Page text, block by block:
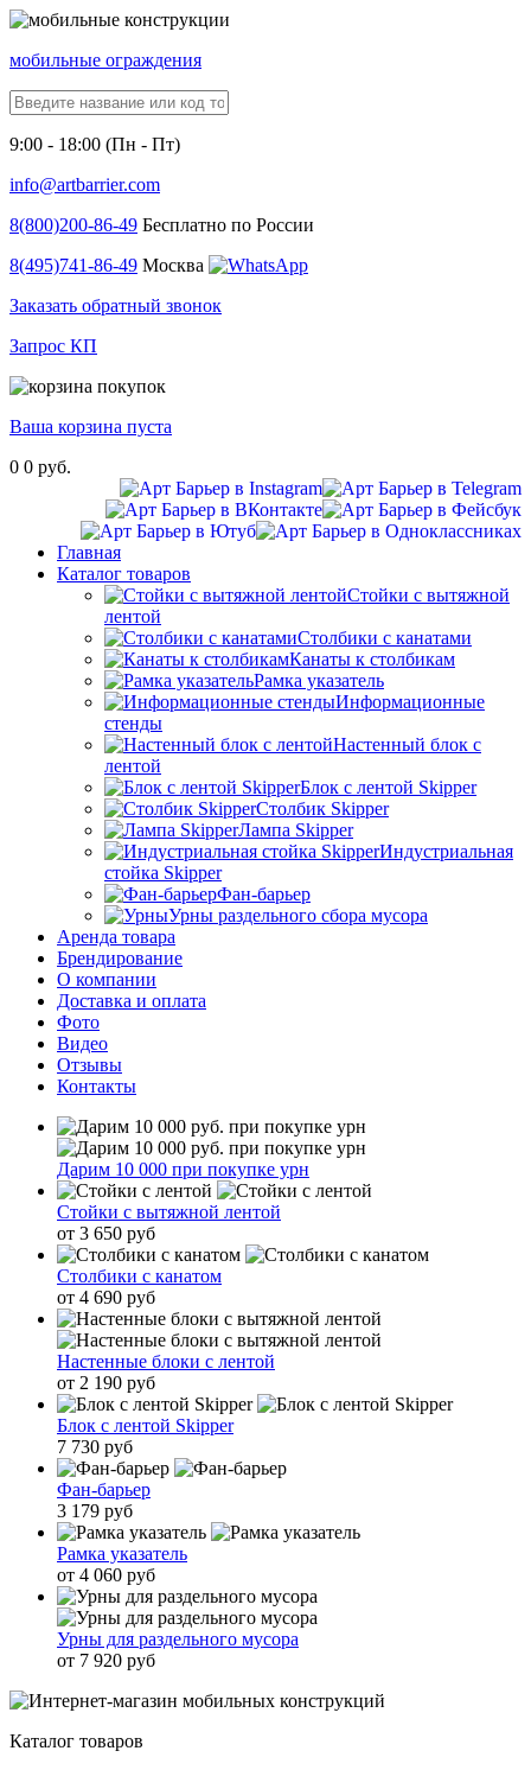
мобильные ограждения
9:00 - 18:00 (Пн - Пт)
info@artbarrier.com
8(800)200-86-49 Бесплатно по России
8(495)741-86-49 Москва
Заказать обратный звонок
Запрос КП
Ваша корзина пуста
0 0 руб.
Главная
Каталог товаров
Стойки с вытяжной
лентой
Столбики с канатами
Канаты к столбикам
Рамка указатель
Информационные
стенды
Настенный блок с
лентой
Блок с лентой Skipper
Столбик Skipper
Лампа Skipper
Индустриальная
стойка Skipper
Фан-барьер
Урны раздельного сбора мусора
Аренда товара
Брендирование
О компании
Доставка и оплата
Фото
Видео
Отзывы
Контакты
Дарим 10 000 при покупке урн
Стойки с вытяжной лентой
от 3 650 руб
Столбики с канатом
от 4 690 руб
Настенные блоки с лентой
от 2 190 руб
Блок с лентой Skipper
7 730 руб
Фан-барьер
3 179 руб
Рамка указатель
от 4 060 руб
Урны для раздельного мусора
от 7 920 руб
Каталог товаров